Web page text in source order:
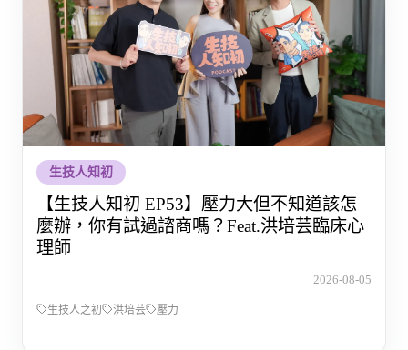
生技人知初
【生技人知初 EP53】壓力大但不知道該怎
麼辦，你有試過諮商嗎？Feat.洪培芸臨床心
理師
2026-08-05
生技人之初 洪培芸 壓力